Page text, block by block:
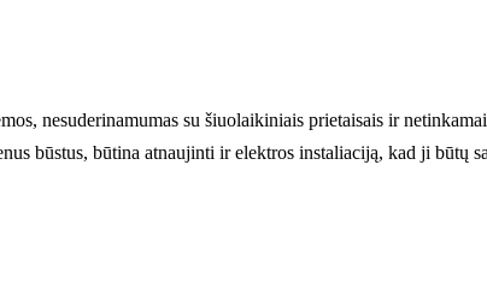
nesuderinamumas su šiuolaikiniais prietaisais ir
būstus, būtina atnaujinti ir elektros instaliaciją, kad ji būtų